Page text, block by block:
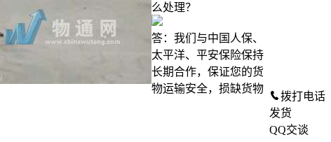
拨打电话
发货
QQ交谈
么处理？
答：我们与中国人保、
太平洋、平安保险保持
长期合作，保证您的货
物运输安全，损缺货物